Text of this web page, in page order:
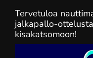
Tervetuloa
jalkapallo-
kisakatsomoon!